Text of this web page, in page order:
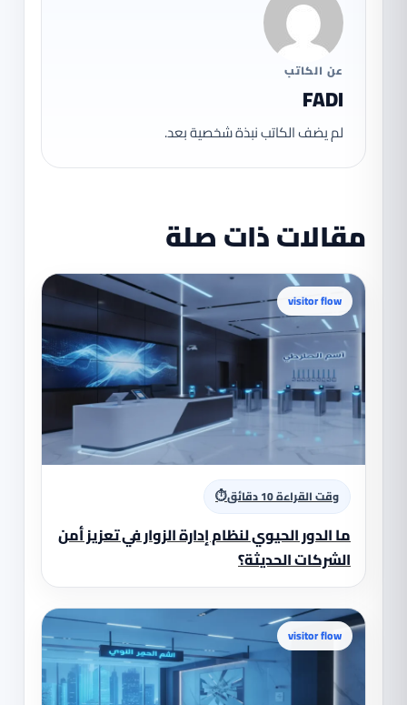
عن الكاتب
FADI
لم يضف الكاتب نبذة شخصية بعد.
مقالات ذات صلة
visitor flow
⏱ وقت القراءة 10 دقائق
ما الدور الحيوي لنظام إدارة الزوار في تعزيز أمن
الشركات الحديثة؟
visitor flow